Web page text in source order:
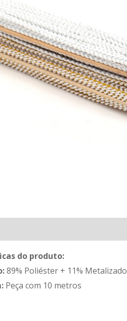
do produto:
89% Poliéster + 11% Metalizado
Peça com 10 metros